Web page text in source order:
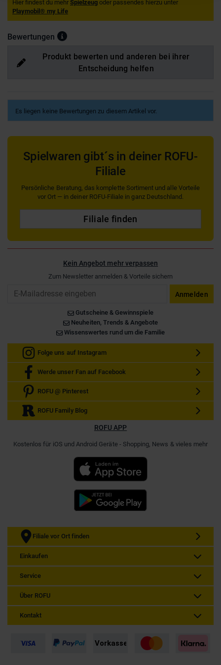
Hier findest du mehr Spielzeug oder passendes hierzu unter
Playmobil® my Life
Bewertungen
Produkt bewerten und anderen bei ihrer
Entscheidung helfen
Es liegen keine Bewertungen zu diesem Artikel vor.
Spielwaren gibt´s in deiner ROFU-
Filiale
Persönliche Beratung, das komplette Sortiment und alle Vorteile
vor Ort — in deiner ROFU-Filiale in ganz Deutschland.
Filiale finden
Kein Angebot mehr verpassen
Zum Newsletter anmelden & Vorteile sichern
Anmelden
Gutscheine & Gewinnspiele
Neuheiten, Trends & Angebote
Wissenswertes rund um die Familie
Folge uns auf Instagram
Werde unser Fan auf Facebook
ROFU @ Pinterest
ROFU Family Blog
ROFU APP
Kostenlos für iOS und Android Geräte - Shopping, News & vieles mehr
Filiale vor Ort finden
Einkaufen
Service
Über ROFU
Kontakt